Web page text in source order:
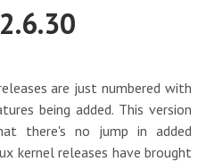
are just numbered with
being added. This version
there's no jump in added
kernel releases have brought